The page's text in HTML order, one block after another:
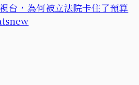
台，為何被立法院卡住了預算